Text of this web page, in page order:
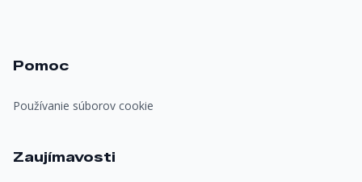
Pomoc
Používanie súborov cookie
Zaujímavosti